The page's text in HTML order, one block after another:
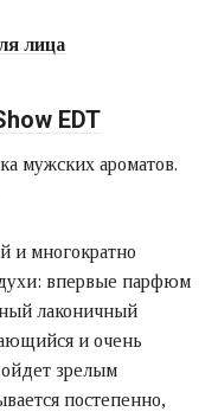
лица
EDT
и многократно
впервые парфюм
лаконичный
и очень
зрелым
постепенно,